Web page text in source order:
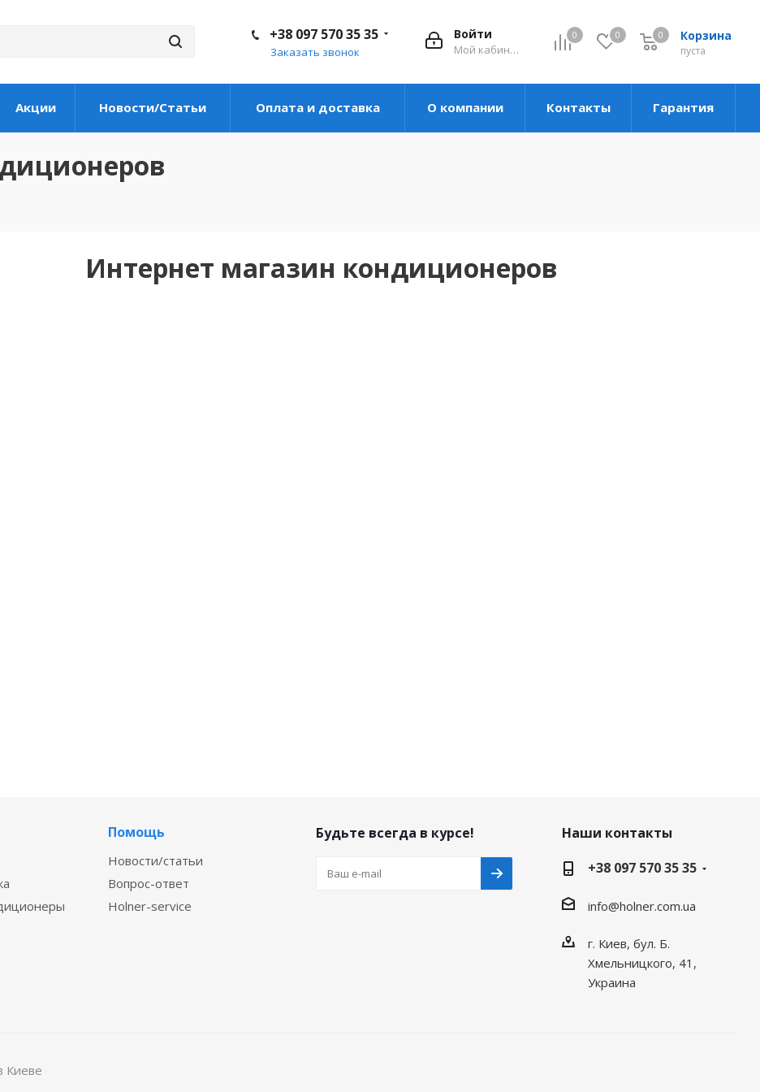
0 0 Корзина
пуста
0
Войти
Мой кабинет
+38 097 570 35 35
Заказать звонок
Акции Новости/Статьи Оплата и доставка О компании Контакты Гарантия
Интернет магазин кондиционеров
Помощь
Новости/статьи
Вопрос-ответ
Holner-service
Будьте всегда в курсе!
Наши контакты
+38 097 570 35 35
info@holner.com.ua
г. Киев, бул. Б.
Хмельницкого, 41,
Украина
Киеве